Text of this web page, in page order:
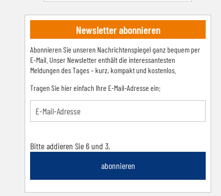
Newsletter abonnieren
Abonnieren Sie unseren Nachrichtenspiegel ganz bequem per
E-Mail. Unser Newsletter enthält die interessantesten
Meldungen des Tages – kurz, kompakt und kostenlos.
Tragen Sie hier einfach Ihre E-Mail-Adresse ein:
Bitte addieren Sie 6 und 3.
abonnieren